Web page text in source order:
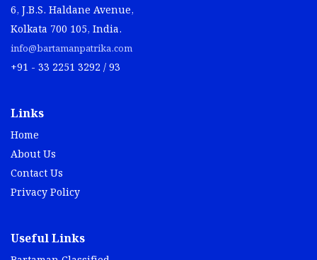
6, J.B.S. Haldane Avenue,
Kolkata 700 105, India.
info@bartamanpatrika.com
+91 - 33 2251 3292 / 93
Links
Home
About Us
Contact Us
Privacy Policy
Useful Links